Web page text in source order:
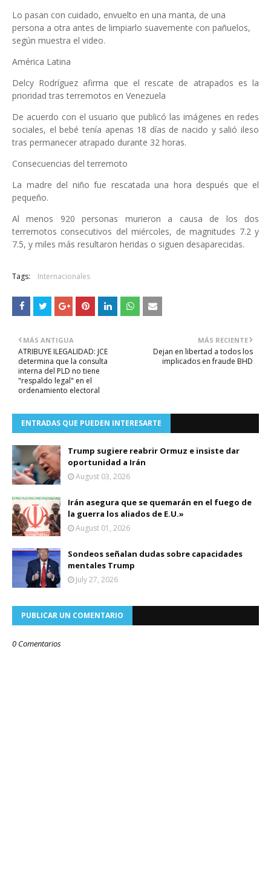
Lo pasan con cuidado, envuelto en una manta, de una
persona a otra antes de limpiarlo suavemente con pañuelos,
según muestra el video.
América Latina
Delcy Rodríguez afirma que el rescate de atrapados es la
prioridad tras terremotos en Venezuela
De acuerdo con el usuario que publicó las imágenes en redes
sociales, el bebé tenía apenas 18 días de nacido y salió ileso
tras permanecer atrapado durante 32 horas.
Consecuencias del terremoto
La madre del niño fue rescatada una hora después que el
pequeño.
Al menos 920 personas murieron a causa de los dos
terremotos consecutivos del miércoles, de magnitudes 7.2 y
7.5, y miles más resultaron heridas o siguen desaparecidas.
Tags: Internacionales
MÁS RECIENTE
Dejan en libertad a todos los
implicados en fraude BHD
MÁS ANTIGUA
ATRIBUYE ILEGALIDAD: JCE
determina que la consulta
interna del PLD no tiene
"respaldo legal" en el
ordenamiento electoral
ENTRADAS QUE PUEDEN INTERESARTE
Trump sugiere reabrir Ormuz e insiste dar
oportunidad a Irán
August 03, 2026
Irán asegura que se quemarán en el fuego de
la guerra los aliados de E.U.»
August 01, 2026
Sondeos señalan dudas sobre capacidades
mentales Trump
July 27, 2026
PUBLICAR UN COMENTARIO
0 Comentarios